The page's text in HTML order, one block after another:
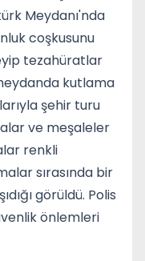
Meydanı'nda
coşkusunu
tezahüratlar
kutlama
şehir turu
ve meşaleler
renkli
sırasında bir
görüldü. Polis
önlemleri